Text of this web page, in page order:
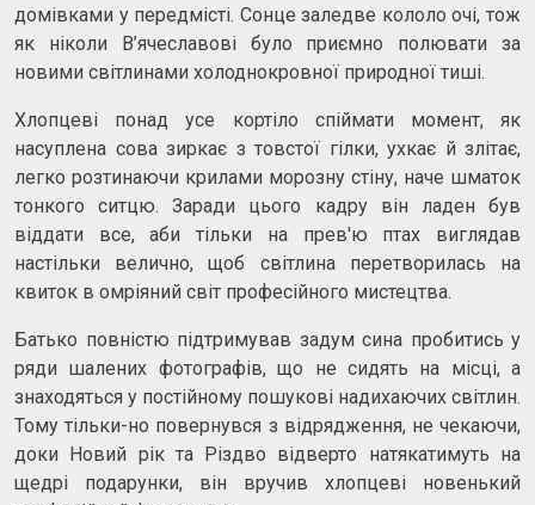
домівками у передмісті. Сонце заледве кололо очі, тож
як ніколи В’ячеславові було приємно полювати за
новими світлинами холоднокровної природної тиші.
Хлопцеві понад усе кортіло спіймати момент, як
насуплена сова зиркає з товстої гілки, ухкає й злітає,
легко розтинаючи крилами морозну стіну, наче шматок
тонкого ситцю. Заради цього кадру він ладен був
віддати все, аби тільки на прев'ю птах виглядав
настільки велично, щоб світлина перетворилась на
квиток в омріяний світ професійного мистецтва.
Батько повністю підтримував задум сина пробитись у
ряди шалених фотографів, що не сидять на місці, а
знаходяться у постійному пошукові надихаючих світлин.
Тому тільки-но повернувся з відрядження, не чекаючи,
доки Новий рік та Різдво відверто натякатимуть на
щедрі подарунки, він вручив хлопцеві новенький